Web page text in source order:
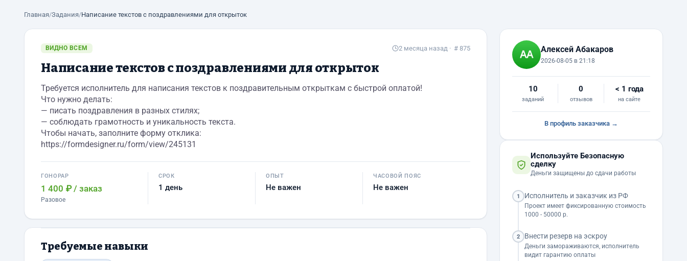
Главная/Задания/Написание текстов с поздравлениями для открыток
ВИДНО ВСЕМ 2 месяца назад · # 875
Написание текстов с поздравлениями для открыток
Требуется исполнитель для написания текстов к поздравительным открыткам с быстрой оплатой!
Что нужно делать:
— писать поздравления в разных стилях;
— соблюдать грамотность и уникальность текста.
Чтобы начать, заполните форму отклика:
https://formdesigner.ru/form/view/245131
ГОНОРАР
1 400 ₽ / заказ
Разовое
СРОК
1 день
ОПЫТ
Не важен
ЧАСОВОЙ ПОЯС
Не важен
Требуемые навыки
Алексей Абакаров
2026-08-05 в 21:18
10
заданий
0
отзывов
< 1 года
на сайте
В профиль заказчика →
Используйте Безопасную
сделку
Деньги защищены до сдачи работы
1 Исполнитель и заказчик из РФ
Проект имеет фиксированную стоимость
1000 - 50000 р.
2 Внести резерв на эскроу
Деньги замораживаются, исполнитель
видит гарантию оплаты